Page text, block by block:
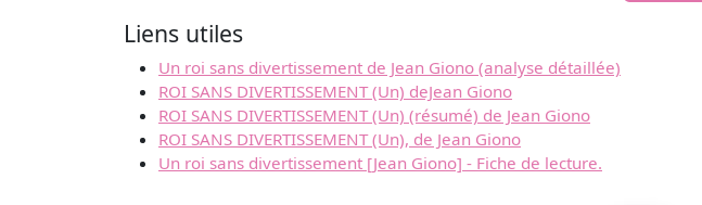
Liens utiles
Un roi sans divertissement de Jean Giono (analyse détaillée)
ROI SANS DIVERTISSEMENT (Un) deJean Giono
ROI SANS DIVERTISSEMENT (Un) (résumé) de Jean Giono
ROI SANS DIVERTISSEMENT (Un), de Jean Giono
Un roi sans divertissement [Jean Giono] - Fiche de lecture.